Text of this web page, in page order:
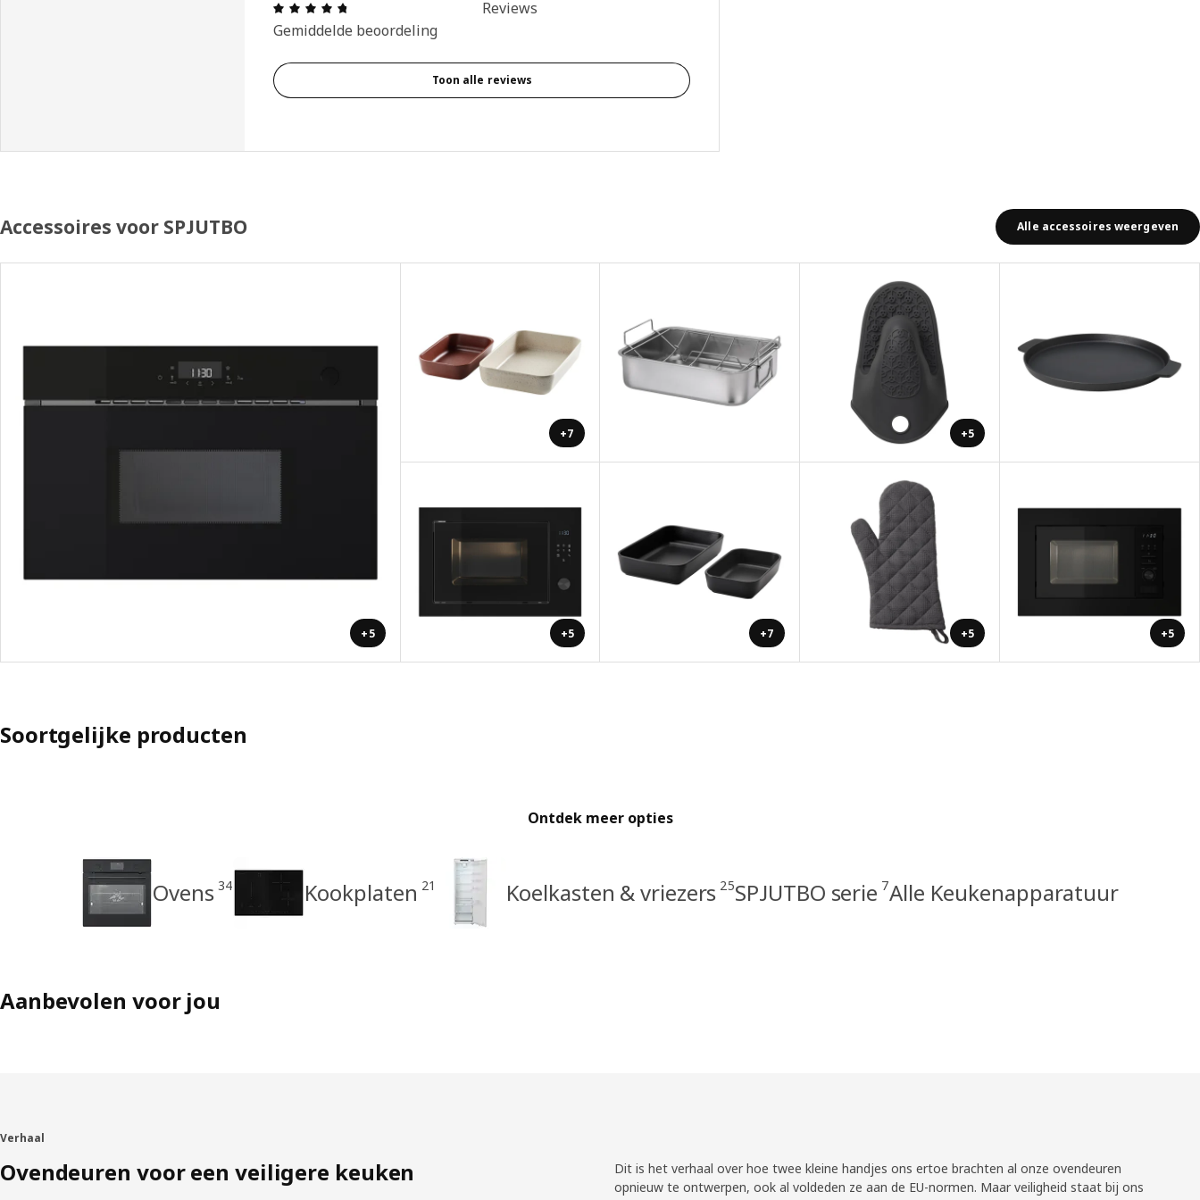
Review: 4.7 van 5 sterren. Totaal beoordelingen: 3
Gemiddelde beoordeling
Reviews
Toon alle reviews
Accessoires voor SPJUTBO Alle accessoires weergeven
+5
+7 +5
+5 +7 +5 +5
Soortgelijke producten
Ontdek meer opties
Ovens 34 Kookplaten 21 Koelkasten & vriezers 25SPJUTBO serie 7Alle Keukenapparatuur
Aanbevolen voor jou
Verhaal
Ovendeuren voor een veiligere keuken
Dit is het verhaal over hoe twee kleine handjes ons ertoe brachten al onze ovendeuren
opnieuw te ontwerpen, ook al voldeden ze aan de EU-normen. Maar veiligheid staat bij ons